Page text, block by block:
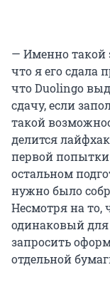
— Именно такой
что я его сдала
что Duolingo
сдачу, если
такой
делится
первой попытки
остальном
нужно было
Несмотря на то,
одинаковый
запросить
отдельной